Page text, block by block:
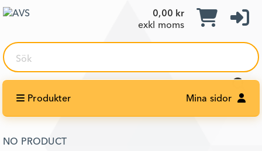
0,00 kr
exkl moms
Sök
Produkter Mina sidor
NO PRODUCT